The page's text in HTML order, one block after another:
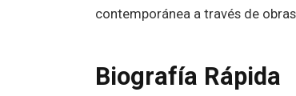
contemporánea a través de
Biografía Rápida